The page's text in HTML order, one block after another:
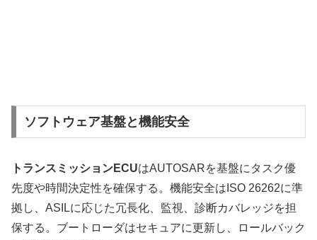
ソフトウェア基盤と機能安全
トランスミッションECUはAUTOSARを基盤にタスク優
先度や時間決定性を確保する。機能安全はISO 26262に準
拠し、ASILに応じた冗長化、監視、診断カバレッジを担
保する。ブートローダはセキュアに更新し、ロールバック